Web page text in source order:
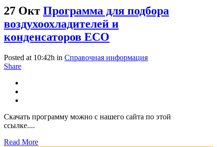
27 Окт Программа для подбора
воздухоохладителей и
конденсаторов ECO
Posted at 10:42h in Справочная информация
Share
Скачать программу можно с нашего сайта по этой
ссылке....
Read More